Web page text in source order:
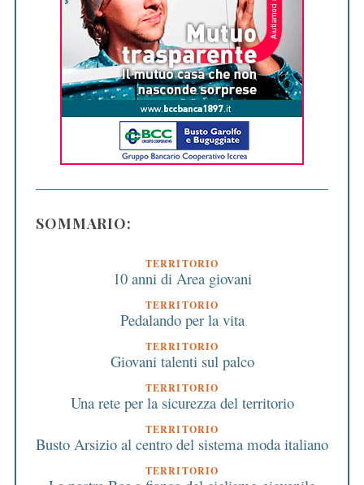
SOMMARIO:
TERRITORIO
10 anni di Area giovani
TERRITORIO
Pedalando per la vita
TERRITORIO
Giovani talenti sul palco
TERRITORIO
Una rete per la sicurezza del territorio
TERRITORIO
Busto Arsizio al centro del sistema moda italiano
TERRITORIO